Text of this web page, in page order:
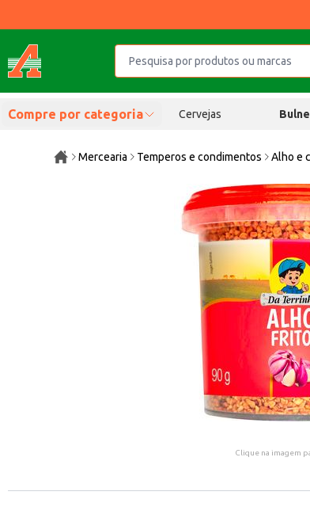
Compre por categoria Cervejas
Mercearia Temperos e condimentos Alho e
Clique na imagem